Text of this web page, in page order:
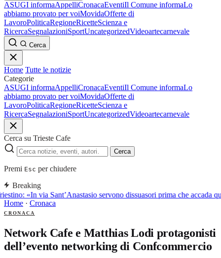
ASUGI informaAppelliCronacaEventiIl Comune informaLo
abbiamo provato per voiMovidaOfferte di
LavoroPoliticaRegioneRicetteScienza e
RicercaSegnalazioniSportUncategorizedVideoartecarnevale
Cerca
Home Tutte le notizie
Categorie
ASUGI informaAppelliCronacaEventiIl Comune informaLo
abbiamo provato per voiMovidaOfferte di
LavoroPoliticaRegioneRicetteScienza e
RicercaSegnalazioniSportUncategorizedVideoartecarnevale
Cerca su Trieste Cafe
Cerca
Premi Esc per chiudere
Breaking
«In via Sant’Anastasio servono dissuasori prima che accada
Home · Cronaca
CRONACA
Network Cafe e Matthias Lodi protagonisti
dell’evento networking di Confcommercio